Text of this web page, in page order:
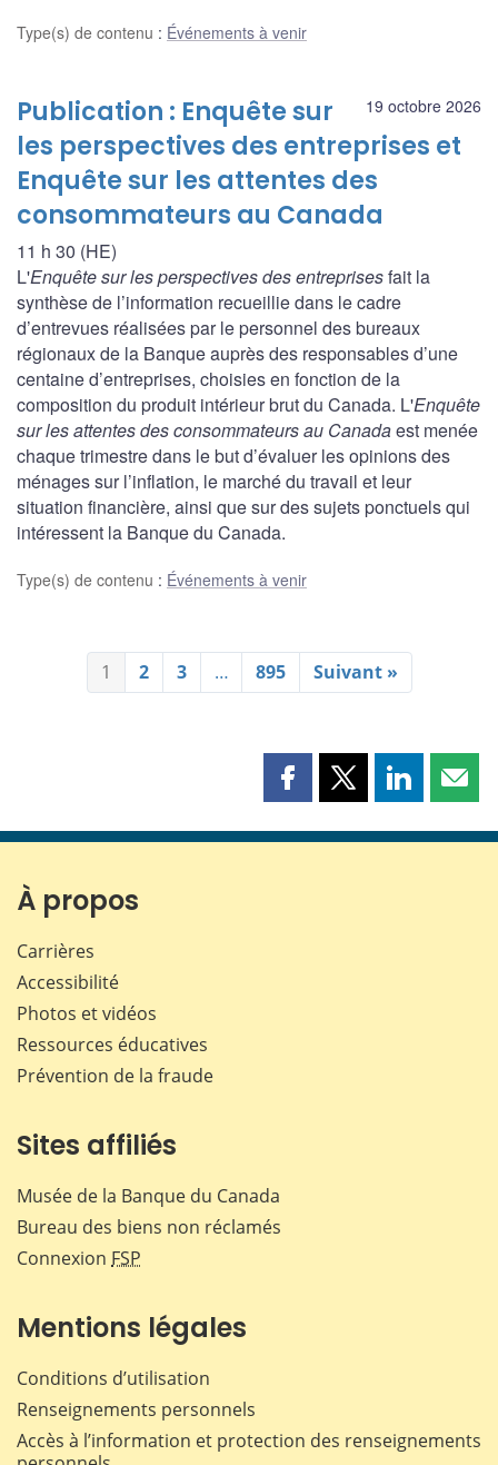
Type(s) de contenu : Événements à venir
19 octobre 2026
Publication : Enquête sur
les perspectives des entreprises et
Enquête sur les attentes des
consommateurs au Canada
11 h 30 (HE)
L'Enquête sur les perspectives des entreprisesfait la
synthèse de l’information recueillie dans le cadre
d’entrevues réalisées par le personnel des bureaux
régionaux de la Banque auprès des responsables d’une
centaine d’entreprises, choisies en fonction de la
composition du produit intérieur brut du Canada. L'Enquête
sur les attentes des consommateurs au Canadaest menée
chaque trimestre dans le but d’évaluer les opinions des
ménages sur l’inflation, le marché du travail et leur
situation financière, ainsi que sur des sujets ponctuels qui
intéressent la Banque du Canada.
Type(s) de contenu : Événements à venir
1 2 3 … 895 Suivant »
Partager
page
Partager
page
Partager
page page
À propos
Carrières
Accessibilité
Photos et vidéos
Ressources éducatives
Prévention de la fraude
Sites affiliés
Musée de la Banque du Canada
Bureau des biens non réclamés
Connexion FSP
Mentions légales
Conditions d’utilisation
Renseignements personnels
Accès à l’information et protection des renseignements